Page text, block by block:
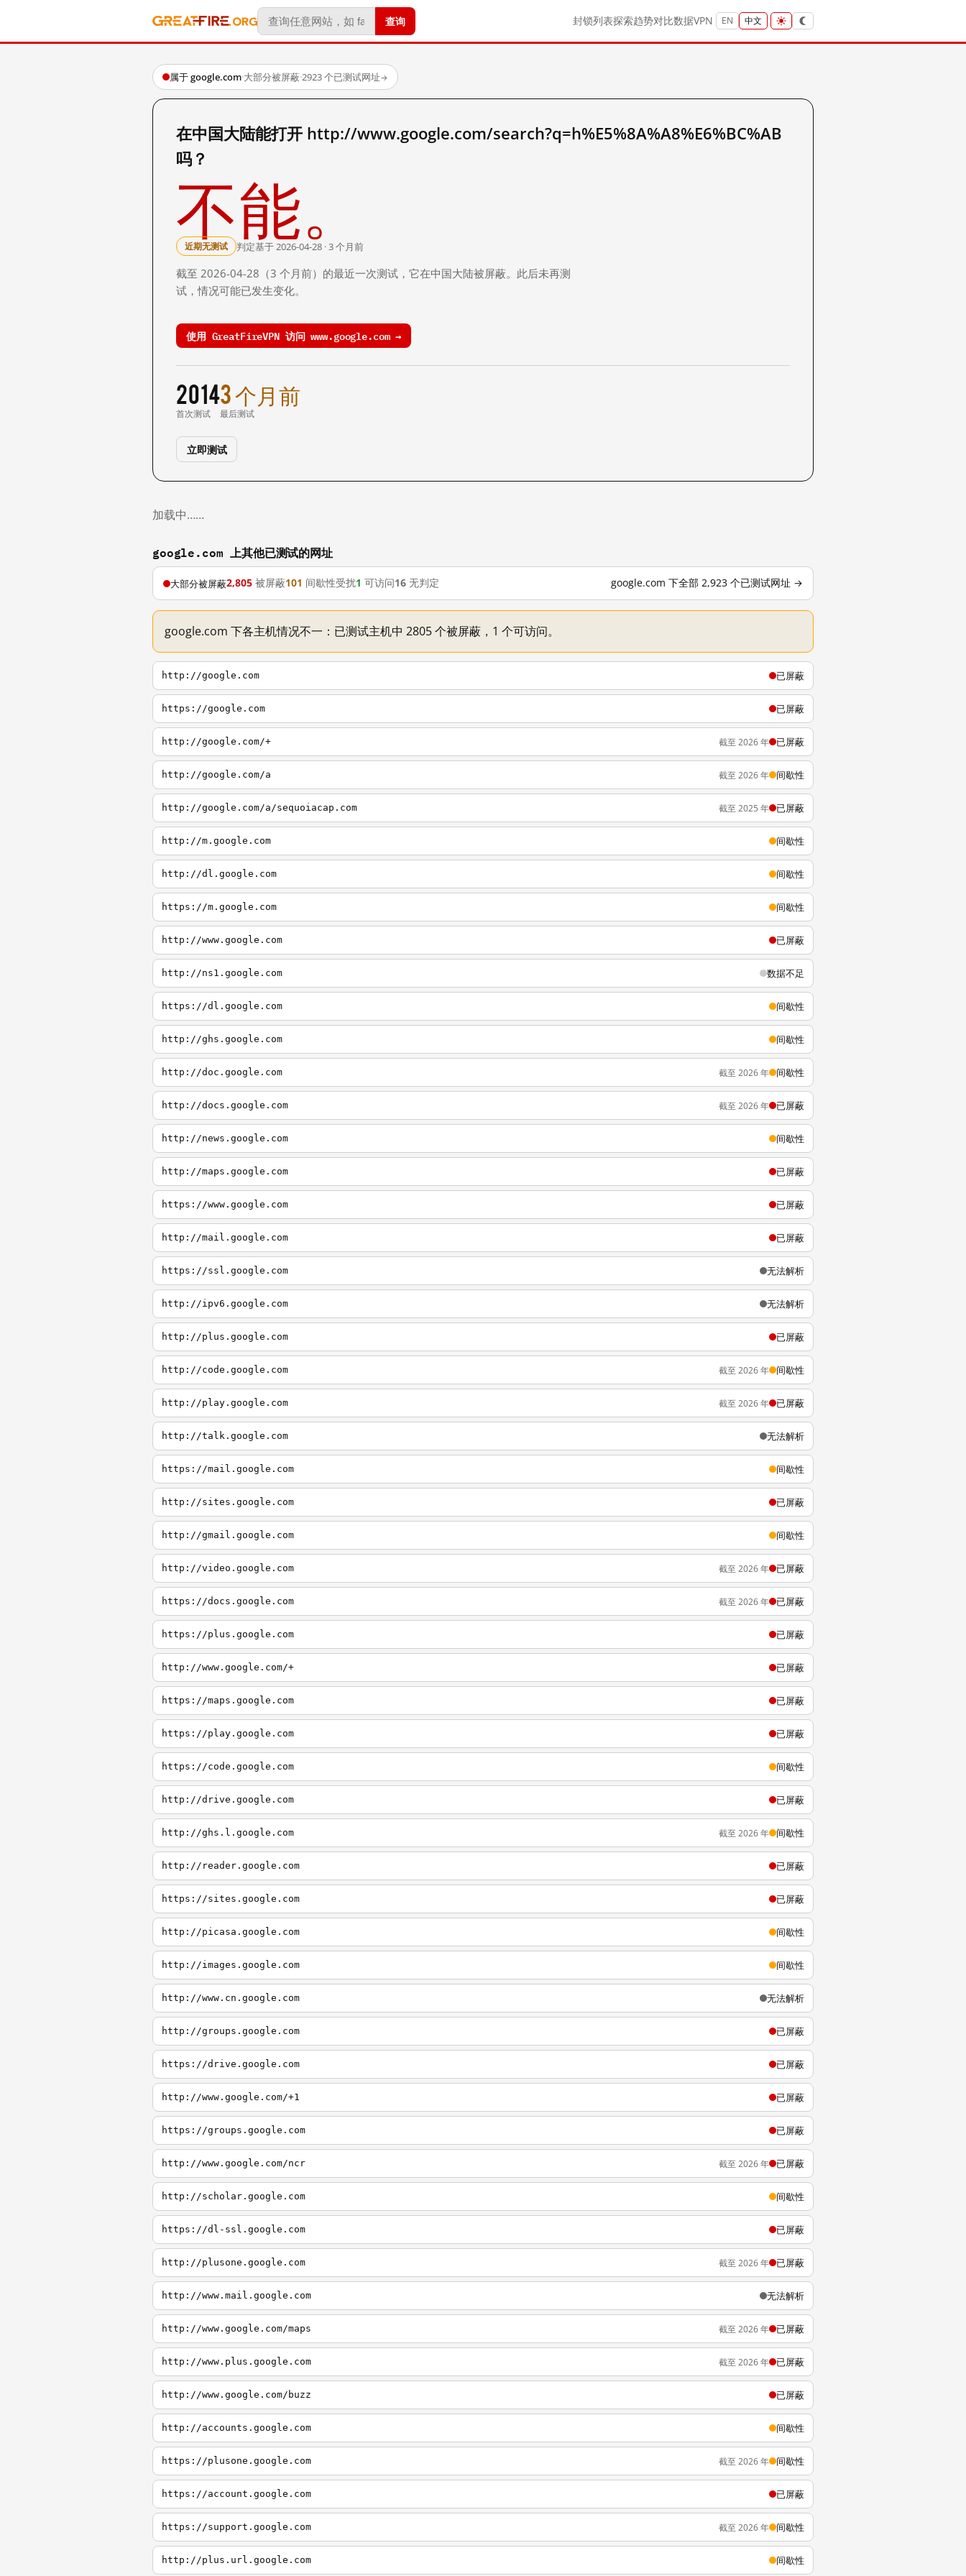
查询 封锁列表探索趋势对比数据VPN EN 中文
属于 google.com·大部分被屏蔽·2923 个已测试网址→
在中国大陆能打开 http://www.google.com/search?q=h%E5%8A%A8%E6%BC%AB
吗？
不能。
近期无测试 判定基于 2026-04-28 · 3 个月前
截至 2026-04-28（3 个月前）的最近一次测试，它在中国大陆被屏蔽。此后未再测
试，情况可能已发生变化。
使用 GreatFireVPN 访问 www.google.com →
2014
首次测试
3 个月前
最后测试
立即测试
加载中……
google.com 上其他已测试的网址
大部分被屏蔽2,805 被屏蔽101 间歇性受扰1 可访问16 无判定 google.com 下全部 2,923 个已测试网址 →
google.com 下各主机情况不一：已测试主机中 2805 个被屏蔽，1 个可访问。
http://google.com 已屏蔽
https://google.com 已屏蔽
http://google.com/+ 截至 2026 年 已屏蔽
http://google.com/a 截至 2026 年 间歇性
http://google.com/a/sequoiacap.com 截至 2025 年 已屏蔽
http://m.google.com 间歇性
http://dl.google.com 间歇性
https://m.google.com 间歇性
http://www.google.com 已屏蔽
http://ns1.google.com 数据不足
https://dl.google.com 间歇性
http://ghs.google.com 间歇性
http://doc.google.com 截至 2026 年 间歇性
http://docs.google.com 截至 2026 年 已屏蔽
http://news.google.com 间歇性
http://maps.google.com 已屏蔽
https://www.google.com 已屏蔽
http://mail.google.com 已屏蔽
https://ssl.google.com 无法解析
http://ipv6.google.com 无法解析
http://plus.google.com 已屏蔽
http://code.google.com 截至 2026 年 间歇性
http://play.google.com 截至 2026 年 已屏蔽
http://talk.google.com 无法解析
https://mail.google.com 间歇性
http://sites.google.com 已屏蔽
http://gmail.google.com 间歇性
http://video.google.com 截至 2026 年 已屏蔽
https://docs.google.com 截至 2026 年 已屏蔽
https://plus.google.com 已屏蔽
http://www.google.com/+ 已屏蔽
https://maps.google.com 已屏蔽
https://play.google.com 已屏蔽
https://code.google.com 间歇性
http://drive.google.com 已屏蔽
http://ghs.l.google.com 截至 2026 年 间歇性
http://reader.google.com 已屏蔽
https://sites.google.com 已屏蔽
http://picasa.google.com 间歇性
http://images.google.com 间歇性
http://www.cn.google.com 无法解析
http://groups.google.com 已屏蔽
https://drive.google.com 已屏蔽
http://www.google.com/+1 已屏蔽
https://groups.google.com 已屏蔽
http://www.google.com/ncr 截至 2026 年 已屏蔽
http://scholar.google.com 间歇性
https://dl-ssl.google.com 已屏蔽
http://plusone.google.com 截至 2026 年 已屏蔽
http://www.mail.google.com 无法解析
http://www.google.com/maps 截至 2026 年 已屏蔽
http://www.plus.google.com 截至 2026 年 已屏蔽
http://www.google.com/buzz 已屏蔽
http://accounts.google.com 间歇性
https://plusone.google.com 截至 2026 年 间歇性
https://account.google.com 已屏蔽
https://support.google.com 截至 2026 年 间歇性
http://plus.url.google.com 间歇性